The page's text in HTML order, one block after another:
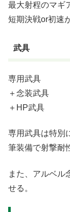
最大射程のマギ
短期決戦or初速
武具
専用武具
＋念装武具
＋HP武具
専用武具は特別
筆装備で射撃耐
また、アルベル
せる。